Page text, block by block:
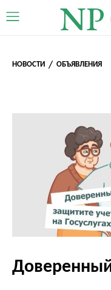
NP
НОВОСТИ ОБЪЯВЛЕНИЯ